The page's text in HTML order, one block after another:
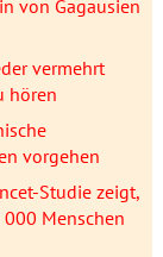
von Gagausien
vermehrt
hören
vorgehen
Studie zeigt,
Menschen